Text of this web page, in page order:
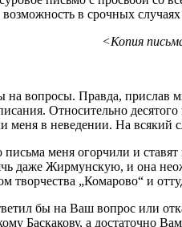
в срочных
<Копия
вопросы. Правда, прислав
Относительно
меня в неведении. На
меня огорчили и
даже Жирмунскую, и она
творчества „Комарово“ и
бы на Ваш вопрос или
Баскакову, а